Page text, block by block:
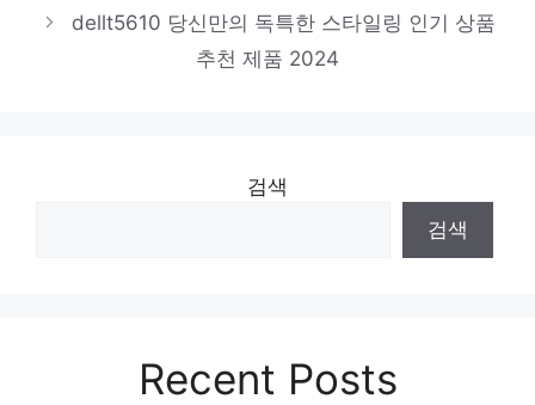
절대 후회하지 않을 최고의 선택 인기 상품
추천 제품 2024
dellt5610 당신만의 독특한 스타일링 인기 상품
추천 제품 2024
검색
검색
Recent Posts